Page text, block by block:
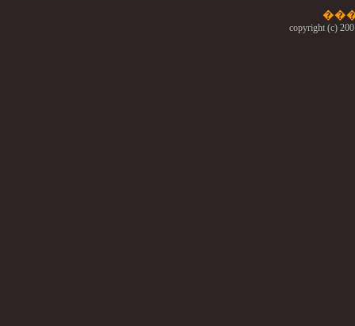
copyright (c)